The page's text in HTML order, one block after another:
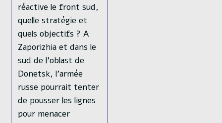
réactive le front sud,
quelle stratégie et
quels objectifs ? A
Zaporizhia et dans le
sud de l'oblast de
Donetsk, l'armée
russe pourrait tenter
de pousser les lignes
pour menacer